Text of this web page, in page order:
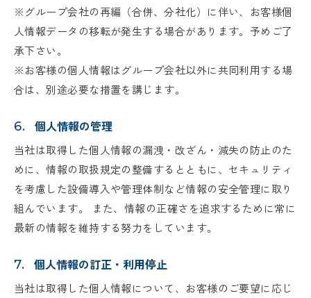
※グループ会社の再編（合併、分社化）に伴い、お客様個
人情報データの移転が発生する場合があります。予めご了
承下さい。
※お客様の個人情報はグループ会社以外に共同利用する場
合は、別途必要な措置を講じます。
6. 個人情報の管理
当社は取得した個人情報の漏洩・改ざん・減失の防止のた
めに、情報の取扱規定の整備するとともに、セキュリティ
を考慮した設備導入や管理体制など情報の安全管理に取り
組んでいます。 また、情報の正確さを追求するために常に
最新の情報を維持する努力をしています。
7. 個人情報の訂正・利用停止
当社は取得した個人情報について、お客様のご要望に応じ